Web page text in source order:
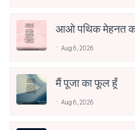
आओ पथिक मेहनत
Aug 6, 2026
मैं पूजा का फूल हूँ
Aug 6, 2026